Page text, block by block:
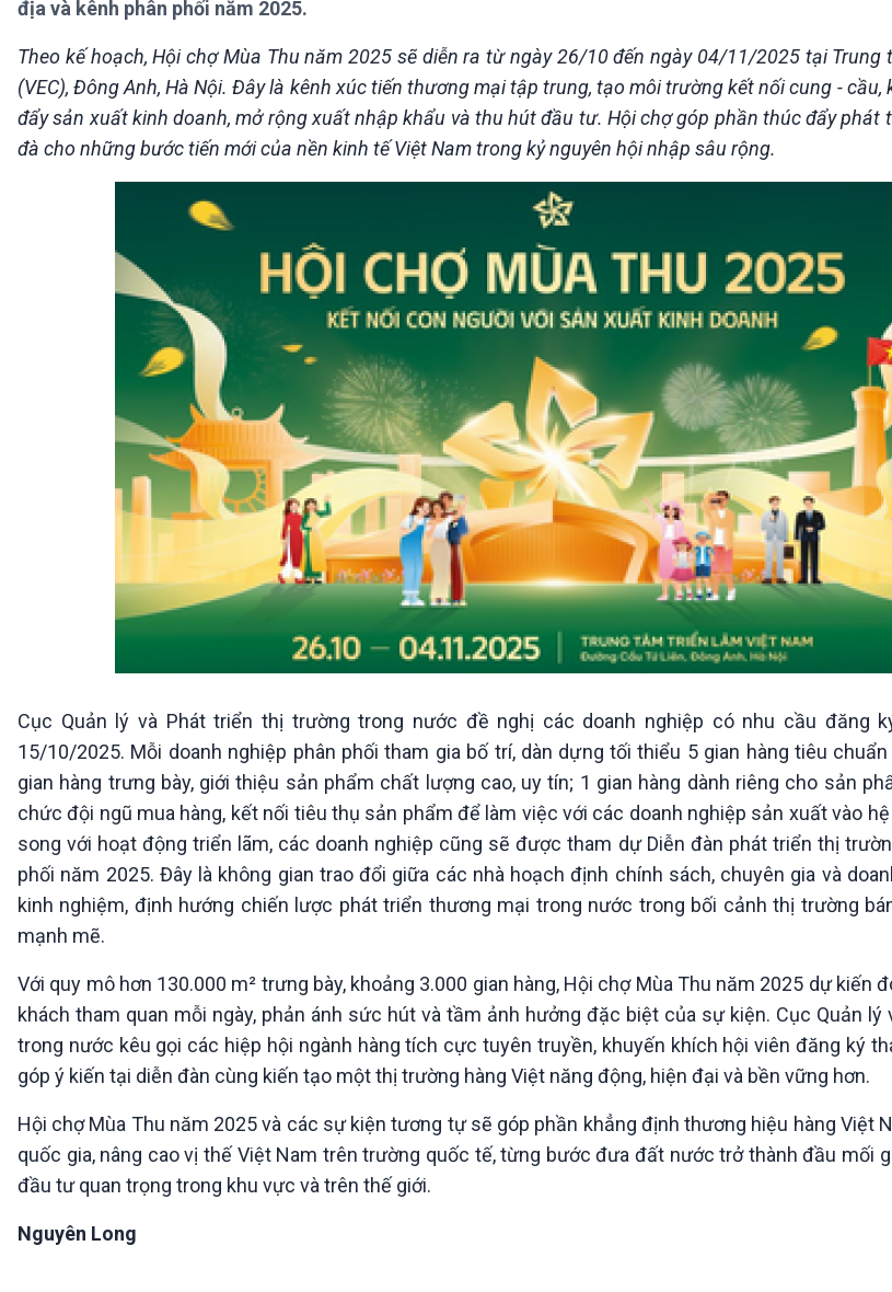
360 độ Sức khỏe
Tài nguyên và Môi trường
Chuyên gia của bạn
Xã hội chuyển động
Bước chân đến trường
Kết nối công nghệ
khí hậu
E-Magazine
VOV1 đặc biệt
Các chương trình đặc biệt
địa và kênh phân phối năm 2025.
Theo kế hoạch, Hội chợ Mùa Thu năm 2025 sẽ diễn ra từ ngày 26/10 đến ngày 04/11/2025 tại Trung
(VEC), Đông Anh, Hà Nội. Đây là kênh xúc tiến thương mại tập trung, tạo môi trường kết nối cung - cầu,
đẩy sản xuất kinh doanh, mở rộng xuất nhập khẩu và thu hút đầu tư. Hội chợ góp phần thúc đẩy phát
đà cho những bước tiến mới của nền kinh tế Việt Nam trong kỷ nguyên hội nhập sâu rộng.
Cục Quản lý và Phát triển thị trường trong nước đề nghị các doanh nghiệp có nhu cầu đăng
15/10/2025. Mỗi doanh nghiệp phân phối tham gia bố trí, dàn dựng tối thiểu 5 gian hàng tiêu
gian hàng trưng bày, giới thiệu sản phẩm chất lượng cao, uy tín; 1 gian hàng dành riêng cho sản
chức đội ngũ mua hàng, kết nối tiêu thụ sản phẩm để làm việc với các doanh nghiệp sản xuất vào
song với hoạt động triển lãm, các doanh nghiệp cũng sẽ được tham dự Diễn đàn phát triển thị
phối năm 2025. Đây là không gian trao đổi giữa các nhà hoạch định chính sách, chuyên gia và
kinh nghiệm, định hướng chiến lược phát triển thương mại trong nước trong bối cảnh thị trường
mạnh mẽ.
Với quy mô hơn 130.000 m² trưng bày, khoảng 3.000 gian hàng, Hội chợ Mùa Thu năm 2025 dự kiến
khách tham quan mỗi ngày, phản ánh sức hút và tầm ảnh hưởng đặc biệt của sự kiện. Cục Quản lý
trong nước kêu gọi các hiệp hội ngành hàng tích cực tuyên truyền, khuyến khích hội viên đăng ký
góp ý kiến tại diễn đàn cùng kiến tạo một thị trường hàng Việt năng động, hiện đại và bền vững hơn.
Hội chợ Mùa Thu năm 2025 và các sự kiện tương tự sẽ góp phần khẳng định thương hiệu hàng Việt
quốc gia, nâng cao vị thế Việt Nam trên trường quốc tế, từng bước đưa đất nước trở thành đầu mối
đầu tư quan trọng trong khu vực và trên thế giới.
Nguyên Long